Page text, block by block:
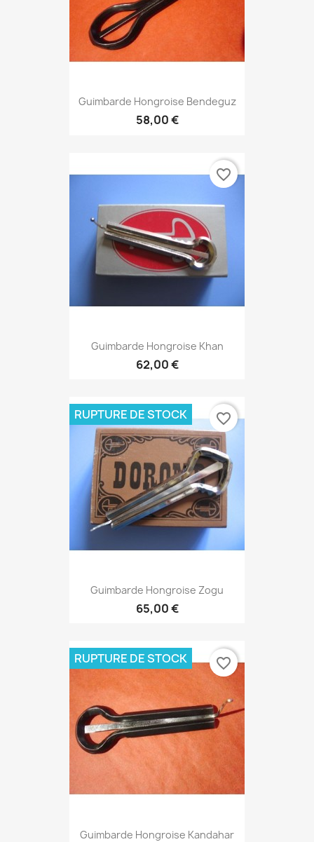
Guimbarde Hongroise Bendeguz
58,00 €
Guimbarde Hongroise Khan
62,00 €
favorite_border
Guimbarde Hongroise Zogu
65,00 €
RUPTURE DE STOCK favorite_border
Guimbarde Hongroise Kandahar
RUPTURE DE STOCK favorite_border